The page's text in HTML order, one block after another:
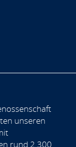
unseren
rund 2.300